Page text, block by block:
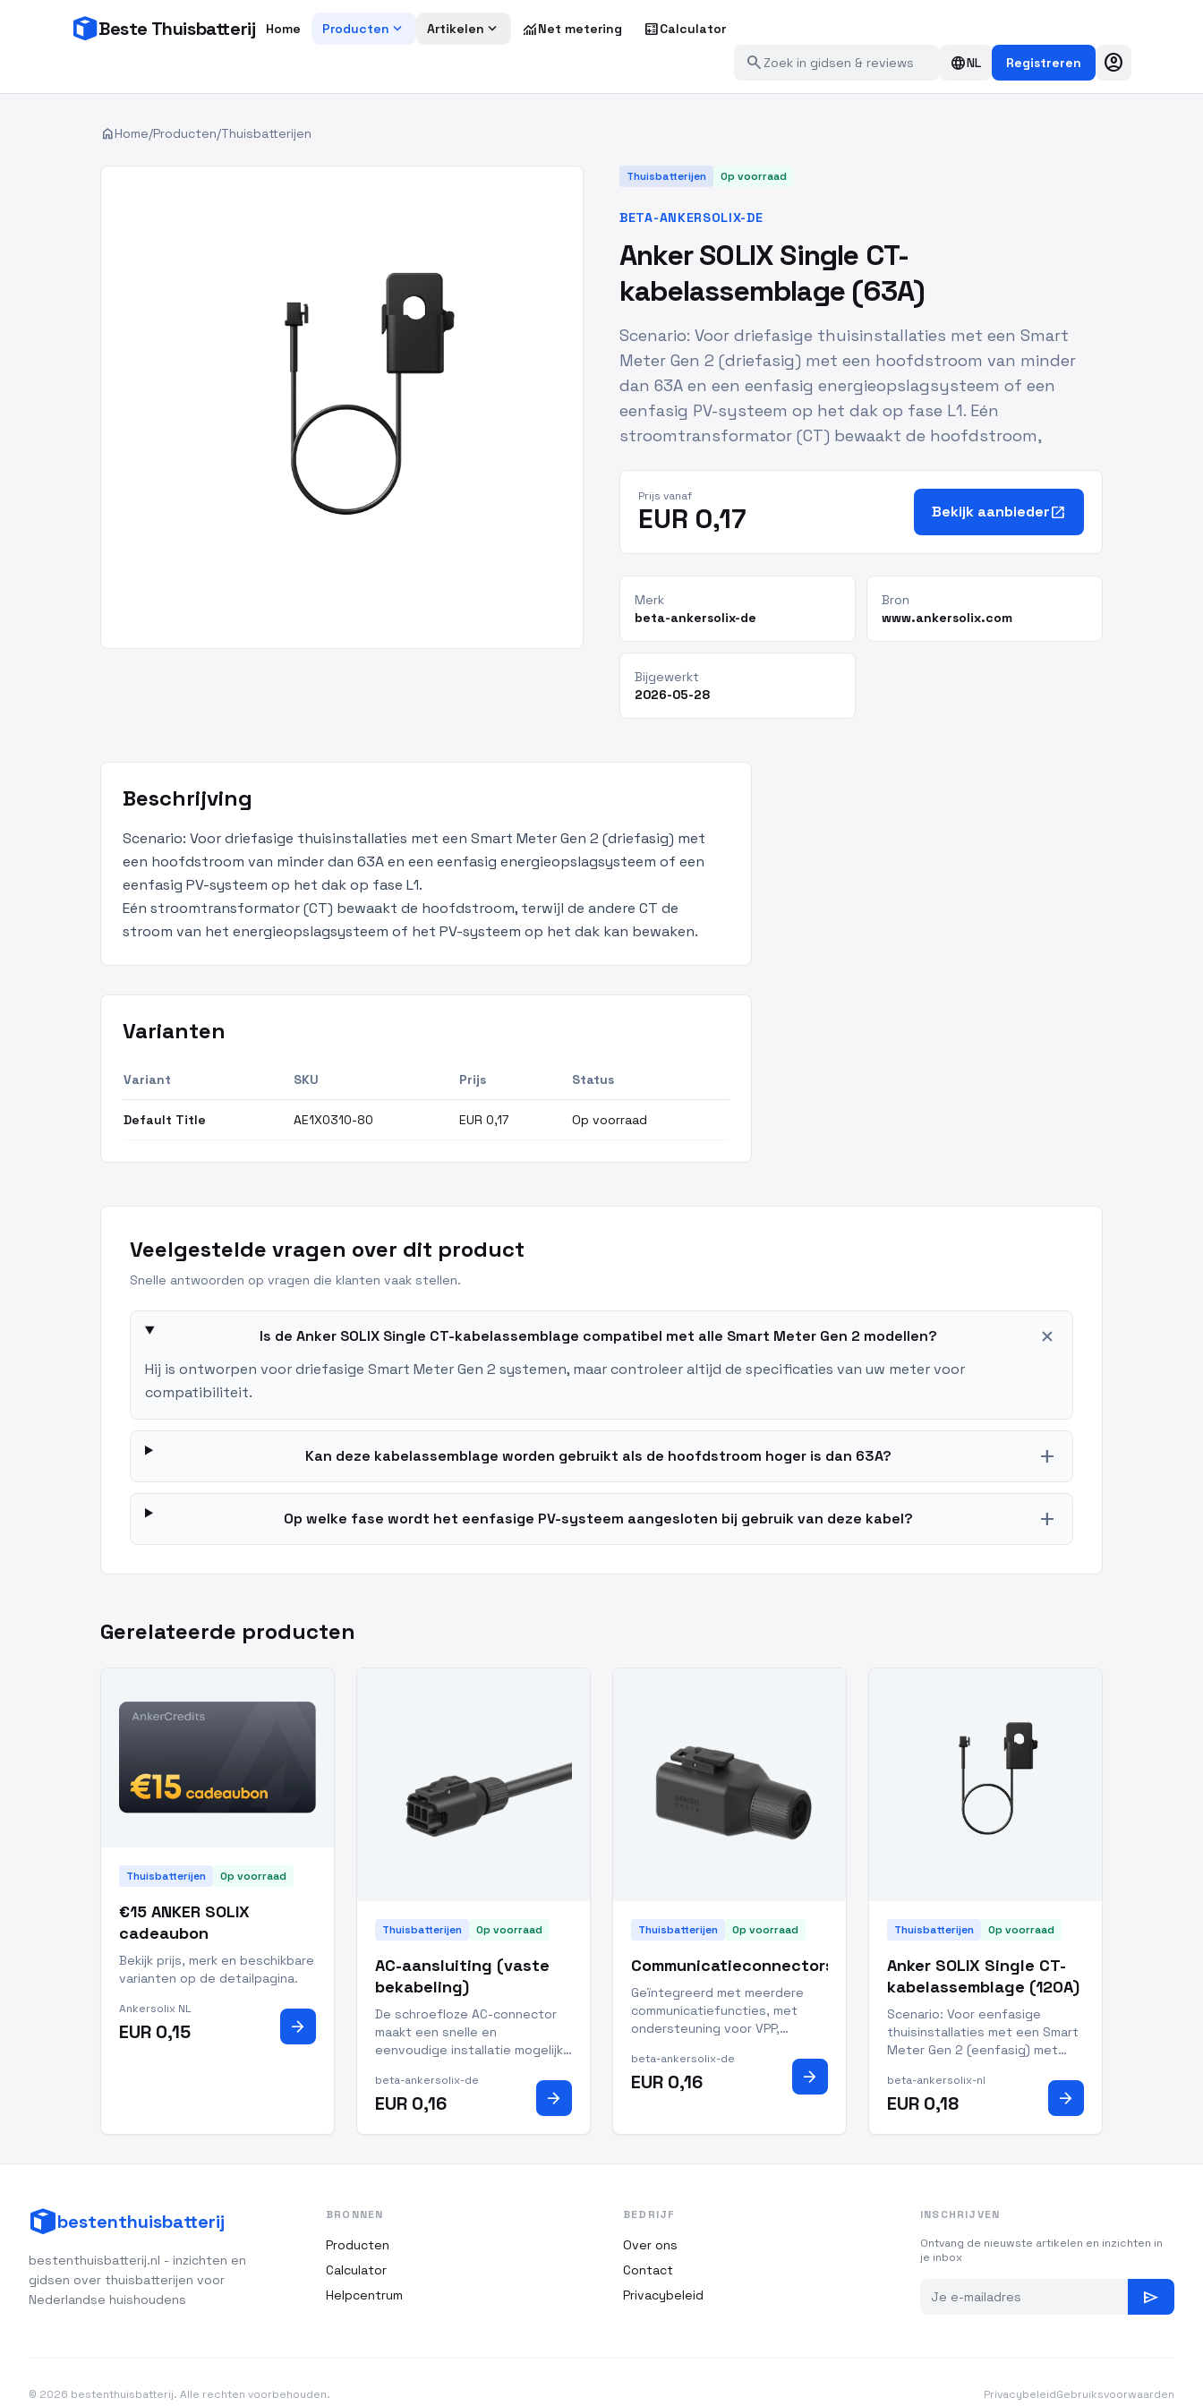
Beste Thuisbatterij Home Producten expand_more Artikelen expand_more monitoringNet metering calculateCalculator
search languageNL Registreren account_circle
homeHome/Producten/Thuisbatterijen
Thuisbatterijen Op voorraad
BETA-ANKERSOLIX-DE
Anker SOLIX Single CT-
kabelassemblage (63A)
Scenario: Voor driefasige thuisinstallaties met een Smart
Meter Gen 2 (driefasig) met een hoofdstroom van minder
dan 63A en een eenfasig energieopslagsysteem of een
eenfasig PV-systeem op het dak op fase L1. Eén
stroomtransformator (CT) bewaakt de hoofdstroom,
Prijs vanaf
EUR 0,17 Bekijk aanbiederopen_in_new
Merk
beta-ankersolix-de
Bron
www.ankersolix.com
Bijgewerkt
2026-05-28
Beschrijving
Scenario: Voor driefasige thuisinstallaties met een Smart Meter Gen 2 (driefasig) met
een hoofdstroom van minder dan 63A en een eenfasig energieopslagsysteem of een
eenfasig PV-systeem op het dak op fase L1.
Eén stroomtransformator (CT) bewaakt de hoofdstroom, terwijl de andere CT de
stroom van het energieopslagsysteem of het PV-systeem op het dak kan bewaken.
Varianten
Variant SKU Prijs Status
Default Title AE1X0310-80 EUR 0,17 Op voorraad
Veelgestelde vragen over dit product
Snelle antwoorden op vragen die klanten vaak stellen.
Is de Anker SOLIX Single CT-kabelassemblage compatibel met alle Smart Meter Gen 2 modellen? add
Hij is ontworpen voor driefasige Smart Meter Gen 2 systemen, maar controleer altijd de specificaties van uw meter voor
compatibiliteit.
Kan deze kabelassemblage worden gebruikt als de hoofdstroom hoger is dan 63A? add
Op welke fase wordt het eenfasige PV-systeem aangesloten bij gebruik van deze kabel? add
Gerelateerde producten
Thuisbatterijen Op voorraad
€15 ANKER SOLIX
cadeaubon
Bekijk prijs, merk en beschikbare
varianten op de detailpagina.
Ankersolix NL
EUR 0,15 arrow_forward
Thuisbatterijen Op voorraad
AC-aansluiting (vaste
bekabeling)
De schroefloze AC-connector
maakt een snelle en
eenvoudige installatie mogelijk
verdeelkast naar de on-grid-
poort. Compatibel met zowel
massieve kabels. Ondersteunt
beta-ankersolix-de
EUR 0,16 arrow_forward
Thuisbatterijen Op voorraad
Communicatieconnectorset
Geïntegreerd met meerdere
communicatiefuncties, met
ondersteuning voor VPP,
Ready-warmtepomp, 12V-
uitgang, ATS en off-grid
en waterbestendigheid.
beta-ankersolix-de
EUR 0,16 arrow_forward
Thuisbatterijen Op voorraad
Anker SOLIX Single CT-
kabelassemblage (120A)
Scenario: Voor eenfasige
thuisinstallaties met een Smart
Meter Gen 2 (eenfasig) met
dan 120A.
beta-ankersolix-nl
EUR 0,18 arrow_forward
bestenthuisbatterij
bestenthuisbatterij.nl - inzichten en
gidsen over thuisbatterijen voor
Nederlandse huishoudens
BRONNEN
Producten
Calculator
Helpcentrum
BEDRIJF
Over ons
Contact
Privacybeleid
INSCHRIJVEN
Ontvang de nieuwste artikelen en inzichten in
je inbox
send
© 2026 bestenthuisbatterij. Alle rechten voorbehouden. PrivacybeleidGebruiksvoorwaarden